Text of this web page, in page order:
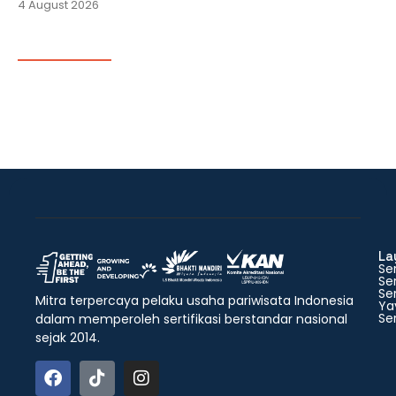
4 August 2026
Mitra terpercaya pelaku usaha pariwisata Indonesia
dalam memperoleh sertifikasi berstandar nasional
sejak 2014.